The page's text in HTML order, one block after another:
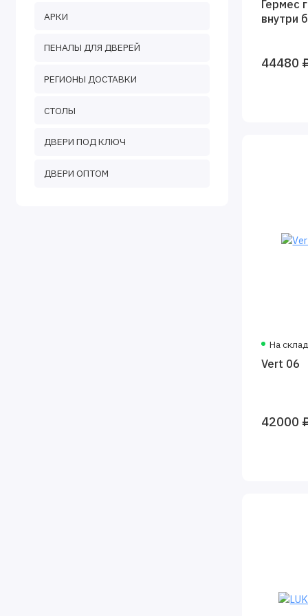
АРКИ
ПЕНАЛЫ ДЛЯ ДВЕРЕЙ
РЕГИОНЫ ДОСТАВКИ
СТОЛЫ
ДВЕРИ ПОД КЛЮЧ
ДВЕРИ ОПТОМ
Гермес
внутри
44480
На
Vert 06
42000